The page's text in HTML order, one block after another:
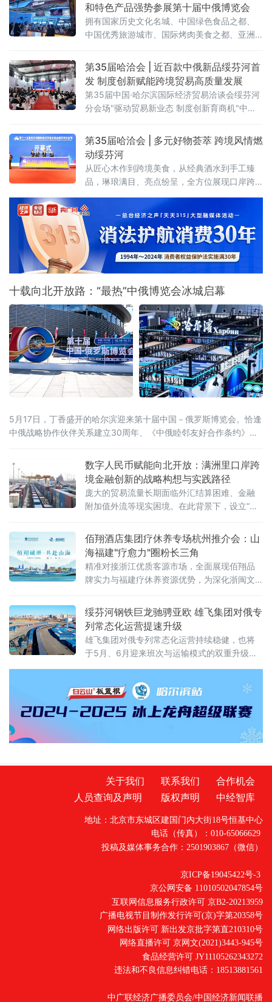
和特色产品强势参展第十届中俄博览会
拥有国家历史文化名城、中国绿色食品之都、
中国优秀旅游城市、国际烤肉美食之都、亚洲
特色产品强势参展。齐齐哈尔展区以“大国重
器，北国粮仓”为主题惊艳亮相第十届中俄博览
会，总面积 112.5 平方米，聚焦齐齐
第35届哈洽会 | 近百款中俄新品绥芬河首
发 制度创新赋能跨境贸易高质量发展
第35届中国·哈尔滨国际经济贸易洽谈会绥芬河
分会场"驱动贸易新业态 制度创新育商机"中俄
国际商贸中心举办。近百款中俄特色新品集中
亮相，10家中外重点企业登台推介，精准匹配
双边市场供需，为中俄跨境贸易转型升级注入
强劲动能。
第35届哈洽会 | 多元好物荟萃 跨境风情燃
动绥芬河
从匠心木作到跨境美食，从经典酒水到手工臻
品，琳琅满目、亮点纷呈，全方位展现口岸跨
十载向北开放路：“最热”中俄博览会冰城启幕
5月17日，丁香盛开的哈尔滨迎来第十届中国－俄罗斯博览会。恰逢
中俄战略协作伙伴关系建立30周年、《中俄睦邻友好合作条约》签
动同步推进的空前规模，交出十年向北开放的“成绩单”，也为正在提
速的中俄经贸合作注入全新动能。当天，国家主席习近平同俄罗斯
总统普京分别向博览会致贺信。习近平指出，希望两国各界以本届
数字人民币赋能向北开放：满洲里口岸跨
境金融创新的战略构想与实践路径
庞大的贸易流量长期面临外汇结算困难、金融
附加值外流等现实困境。在此背景下，设立“内
称“平台公司”），采用PPP混合所有制模式，构
建以数字人民币为核心的跨境金融结算基础设
施
佰翔酒店集团疗休养专场杭州推介会：山
海福建"疗愈力"圈粉长三角
精准对接浙江优质客源市场，全面展现佰翔品
牌实力与福建疗休养资源优势，为深化浙闽文
推介会上，佰翔携福建区域10家酒店集中亮
相，发布专属疗休养
绥芬河钢铁巨龙驰骋亚欧 雄飞集团对俄专
列常态化运营提速升级
雄飞集团对俄专列常态化运营持续稳健，也将
于5月、6月迎来班次与运输模式的双重升级，
关于我们 联系我们
合作机会
人员查询及声明
版权声明 中经智库
地址：北京市东城区建国门内大街18号恒基中心
电话（传真）：010-65066629
投稿及媒体事务合作：2501903867（微信）
京ICP备19045422号-3
京公网安备 11010502047854号
互联网信息服务行政许可 京B2-20213959
广播电视节目制作发行许可(京)字第20358号
网络出版许可 新出发京批字第直210310号
网络直播许可 京网文(2021)3443-945号
食品经营许可 JY11105262343272
违法和不良信息纠错电话：18513881561
中广联经济广播委员会/中国经济新闻联播